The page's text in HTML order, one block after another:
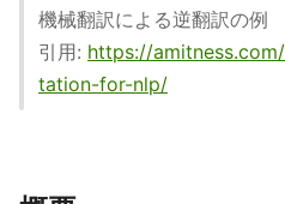
機械翻訳による逆翻訳の例
引用: https://
tation-for-nlp/